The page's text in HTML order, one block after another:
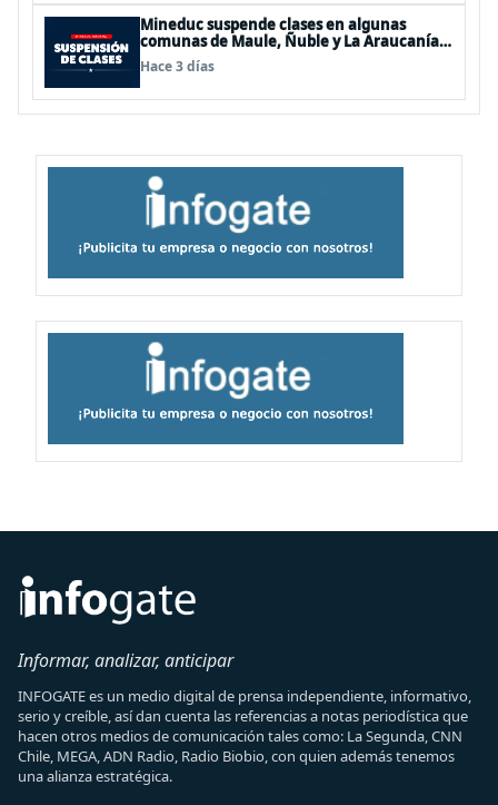
Mineduc suspende clases en algunas
comunas de Maule, Ñuble y La Araucanía
para este lunes
Hace 3 días
Informar, analizar, anticipar
INFOGATE es un medio digital de prensa independiente, informativo,
serio y creíble, así dan cuenta las referencias a notas periodística que
hacen otros medios de comunicación tales como: La Segunda, CNN
Chile, MEGA, ADN Radio, Radio Biobio, con quien además tenemos
una alianza estratégica.